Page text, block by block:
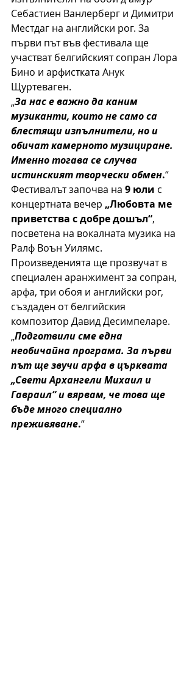
Себастиен Ванлерберг и Димитри
Местдаг на английски рог. За
първи път във фестивала ще
участват белгийският сопран Лора
Бино и арфистката Анук
Щуртеваген.
„За нас е важно да каним
музиканти, които не само са
блестящи изпълнители, но и
обичат камерното музициране.
Именно тогава се случва
истинският творчески обмен.“
Фестивалът започва на 9 юли с
концертната вечер „Любовта ме
приветства с добре дошъл“,
посветена на вокалната музика на
Ралф Воън Уилямс.
Произведенията ще прозвучат в
специален аранжимент за сопран,
арфа, три обоя и английски рог,
създаден от белгийския
композитор Давид Десимпеларе.
„Подготвили сме една
необичайна програма. За първи
път ще звучи арфа в църквата
„Свети Архангели Михаил и
Гавраил“ и вярвам, че това ще
бъде много специално
преживяване.“